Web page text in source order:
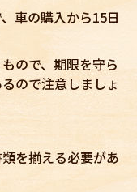
車の購入から15日
ので、期限を守ら
ので注意しましょ
を揃える必要があ